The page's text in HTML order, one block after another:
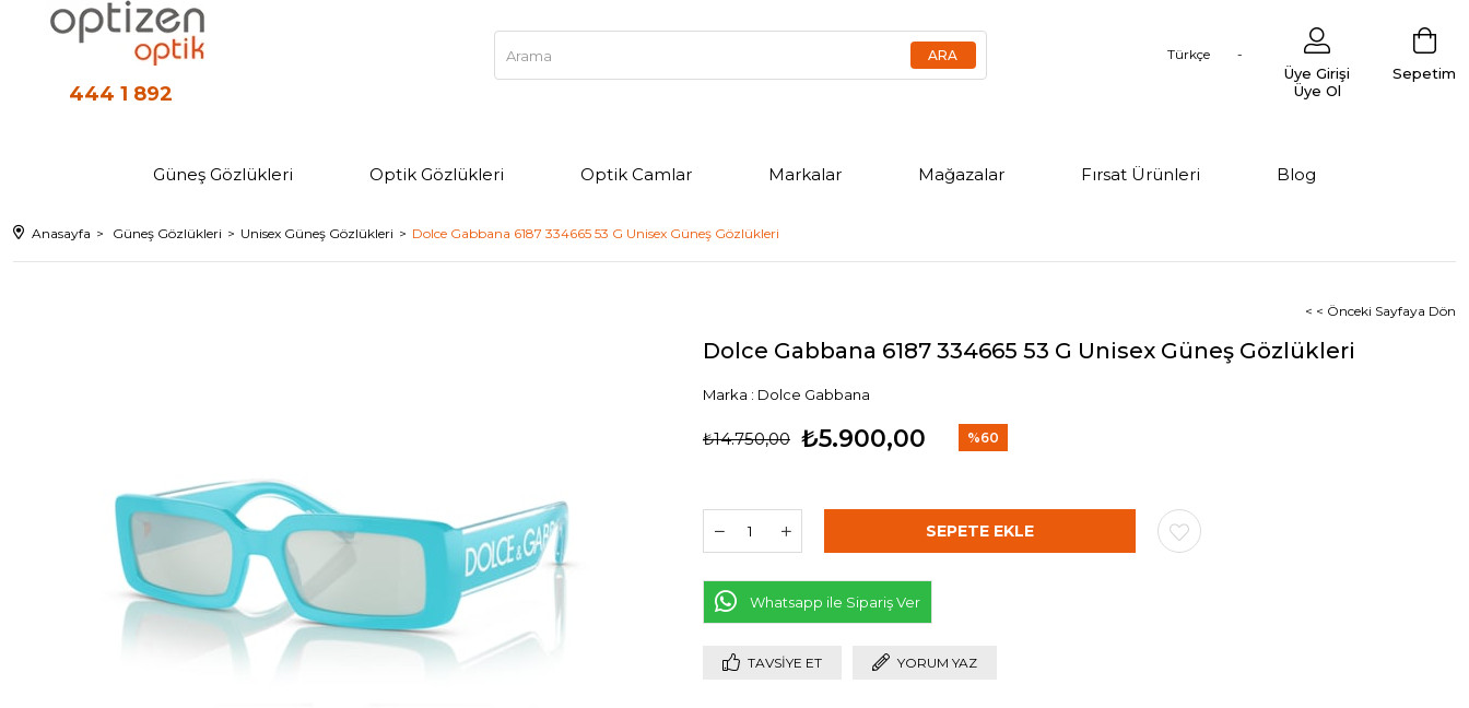
444 1 892
Türkçe
Sepetim
Üye Girişi
Üye Ol
Güneş Gözlükleri Optik Gözlükleri Optik Camlar Markalar Mağazalar Fırsat Ürünleri Blog
Anasayfa Güneş Gözlükleri Unisex Güneş Gözlükleri Dolce Gabbana 6187 334665 53 G Unisex Güneş Gözlükleri
< < Önceki Sayfaya Dön
Dolce Gabbana 6187 334665 53 G Unisex Güneş Gözlükleri
Marka : Dolce Gabbana
₺14.750,00 ₺5.900,00 %60
Whatsapp ile Sipariş Ver
TAVSIYE ET YORUM YAZ